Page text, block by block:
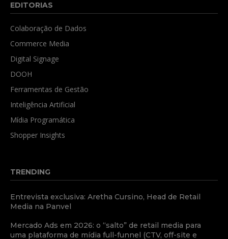
EDITORIAS
Colaboração de Dados
Commerce Media
Digital Signage
DOOH
Ferramentas de Gestão
Inteligência Artificial
Mídia Programática
Shopper Insights
TRENDING
Entrevista exclusiva: Aretha Cursino, Head de Retail
Media na Panvel
Mercado Ads em 2026: o “salto” de retail media para
uma plataforma de mídia full-funnel (CTV, off-site e